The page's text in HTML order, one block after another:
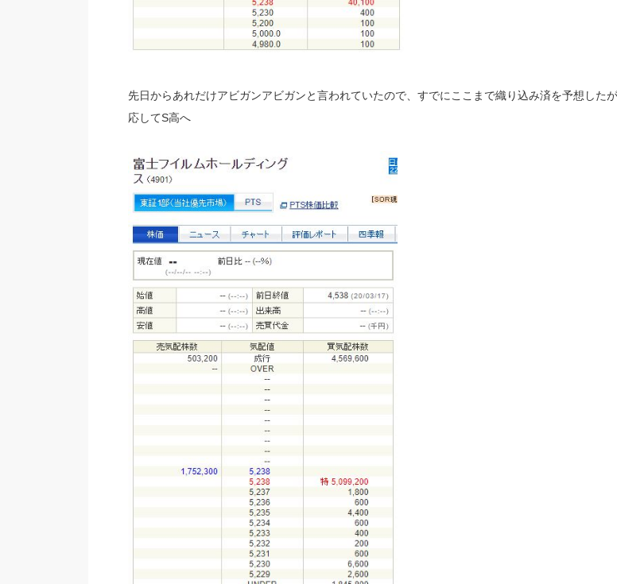
先日からあれだけアビガンアビガンと言われていたので、すでにここまで織り込み済を予想した
応してS高へ